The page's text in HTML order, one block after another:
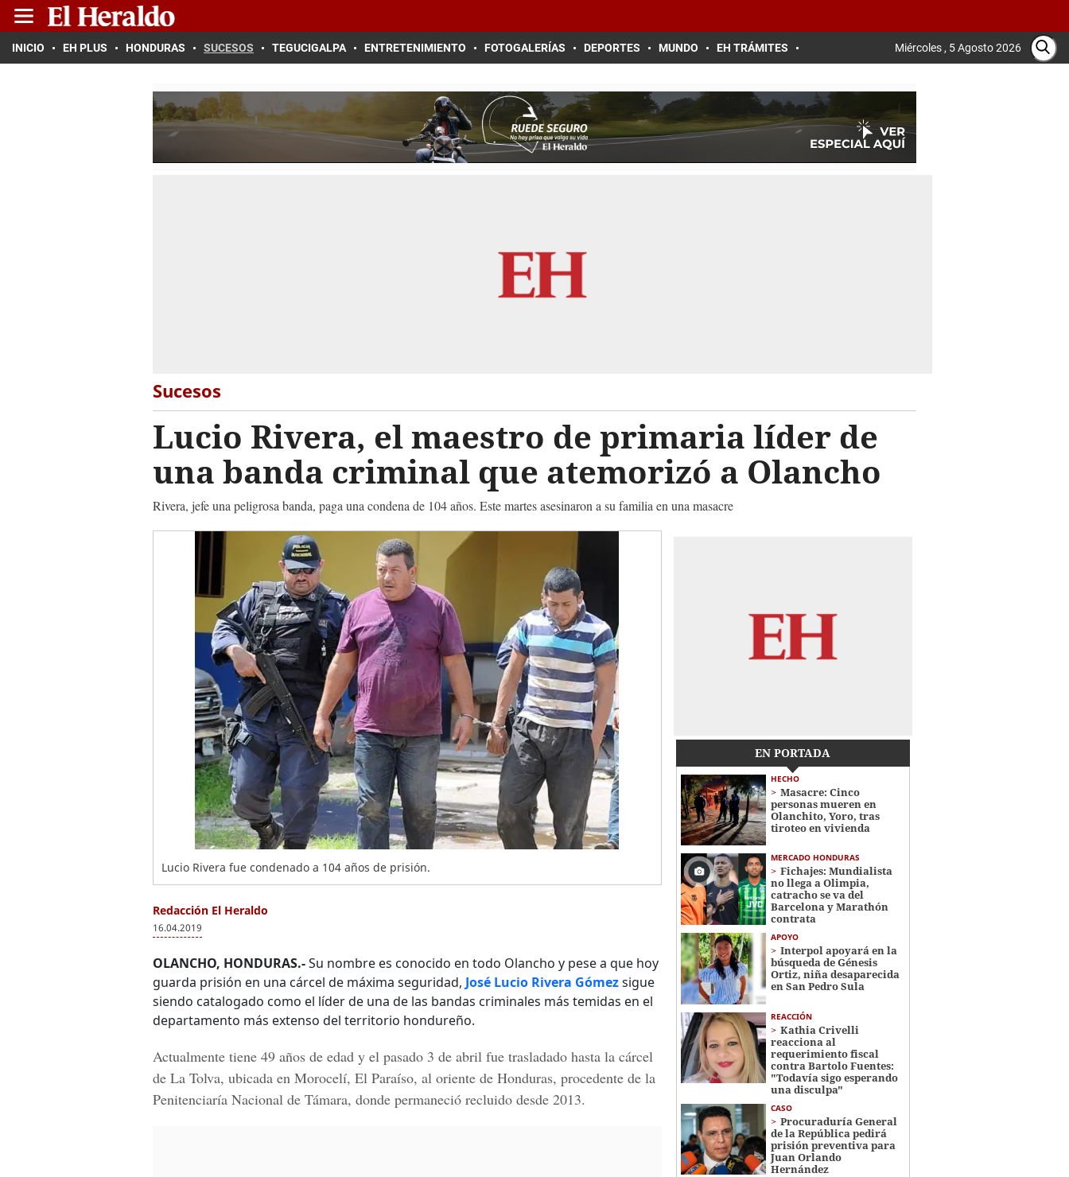
INICIO EH PLUS HONDURAS SUCESOS TEGUCIGALPA ENTRETENIMIENTO FOTOGALERÍAS DEPORTES MUNDO EH TRÁMITES Miércoles , 5 Agosto 2026
Sucesos
Lucio Rivera, el maestro de primaria líder de
una banda criminal que atemorizó a Olancho
Rivera, jefe una peligrosa banda, paga una condena de 104 años. Este martes asesinaron a su familia en una masacre
Lucio Rivera fue condenado a 104 años de prisión.
Redacción El Heraldo
16.04.2019
OLANCHO, HONDURAS.-Su nombre es conocido en todo Olancho y pese a que hoy
guarda prisión en una cárcel de máxima seguridad, José Lucio Rivera Gómezsigue
siendo catalogado como el líder de una de las bandas criminales más temidas en el
departamento más extenso del territorio hondureño.
Actualmente tiene 49 años de edad y el pasado 3 de abril fue trasladado hasta la cárcel
de La Tolva, ubicada en Morocelí, El Paraíso, al oriente de Honduras, procedente de la
Penitenciaría Nacional de Támara, donde permaneció recluido desde 2013.
EN PORTADA
HECHO
Masacre: Cinco
personas mueren en
Olanchito, Yoro, tras
tiroteo en vivienda
MERCADO HONDURAS
Fichajes: Mundialista
no llega a Olimpia,
catracho se va del
Barcelona y Marathón
contrata
APOYO
Interpol apoyará en la
búsqueda de Génesis
Ortiz, niña desaparecida
en San Pedro Sula
REACCIÓN
Kathia Crivelli
reacciona al
requerimiento fiscal
contra Bartolo Fuentes:
"Todavía sigo esperando
una disculpa"
CASO
Procuraduría General
de la República pedirá
prisión preventiva para
Juan Orlando
Hernández